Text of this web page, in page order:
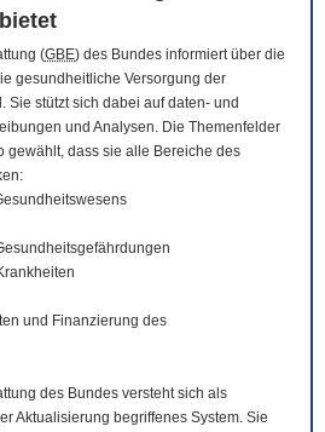
(GBE) des Bundes informiert über die
gesundheitliche Versorgung der
Sie stützt sich dabei auf daten- und
und Analysen. Die Themenfelder
gewählt, dass sie alle Bereiche des
und Finanzierung des
des Bundes versteht sich als
Aktualisierung begriffenes System. Sie